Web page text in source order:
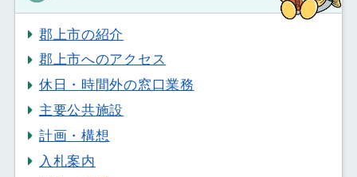
郡上市の紹介
郡上市へのアクセス
休日・時間外の窓口業務
主要公共施設
計画・構想
入札案内